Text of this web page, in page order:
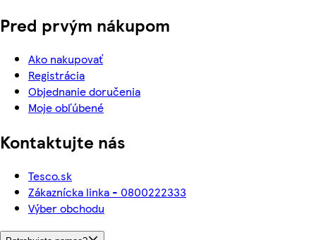
Pred prvým nákupom
Ako nakupovať
Registrácia
Objednanie doručenia
Moje obľúbené
Kontaktujte nás
Tesco.sk
Zákaznícka linka - 0800222333
Výber obchodu